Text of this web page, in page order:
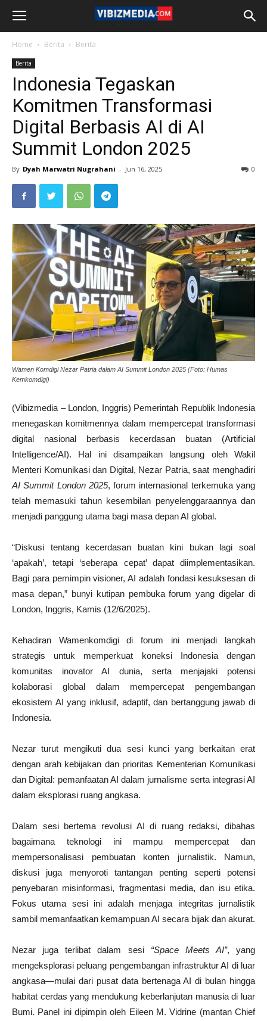
Home Berita Berita
Berita
Indonesia Tegaskan
Komitmen Transformasi
Digital Berbasis AI di AI
Summit London 2025
By Dyah Marwatri Nugrahani - Jun 16, 2025 0
Wamen Komdigi Nezar Patria dalam AI Summit London 2025 (Foto: Humas
Kemkomdigi)
(Vibizmedia – London, Inggris) Pemerintah Republik Indonesia
menegaskan komitmennya dalam mempercepat transformasi
digital nasional berbasis kecerdasan buatan (Artificial
Intelligence/AI). Hal ini disampaikan langsung oleh Wakil
Menteri Komunikasi dan Digital, Nezar Patria, saat menghadiri
AI Summit London 2025, forum internasional terkemuka yang
telah memasuki tahun kesembilan penyelenggaraannya dan
menjadi panggung utama bagi masa depan AI global.
“Diskusi tentang kecerdasan buatan kini bukan lagi soal
‘apakah’, tetapi ‘seberapa cepat’ dapat diimplementasikan.
Bagi para pemimpin visioner, AI adalah fondasi kesuksesan di
masa depan,” bunyi kutipan pembuka forum yang digelar di
London, Inggris, Kamis (12/6/2025).
Kehadiran Wamenkomdigi di forum ini menjadi langkah
strategis untuk memperkuat koneksi Indonesia dengan
komunitas inovator AI dunia, serta menjajaki potensi
kolaborasi global dalam mempercepat pengembangan
ekosistem AI yang inklusif, adaptif, dan bertanggung jawab di
Indonesia.
Nezar turut mengikuti dua sesi kunci yang berkaitan erat
dengan arah kebijakan dan prioritas Kementerian Komunikasi
dan Digital: pemanfaatan AI dalam jurnalisme serta integrasi AI
dalam eksplorasi ruang angkasa.
Dalam sesi bertema revolusi AI di ruang redaksi, dibahas
bagaimana teknologi ini mampu mempercepat dan
mempersonalisasi pembuatan konten jurnalistik. Namun,
diskusi juga menyoroti tantangan penting seperti potensi
penyebaran misinformasi, fragmentasi media, dan isu etika.
Fokus utama sesi ini adalah menjaga integritas jurnalistik
sambil memanfaatkan kemampuan AI secara bijak dan akurat.
Nezar juga terlibat dalam sesi “Space Meets AI”, yang
mengeksplorasi peluang pengembangan infrastruktur AI di luar
angkasa—mulai dari pusat data bertenaga AI di bulan hingga
habitat cerdas yang mendukung keberlanjutan manusia di luar
Bumi. Panel ini dipimpin oleh Eileen M. Vidrine (mantan Chief